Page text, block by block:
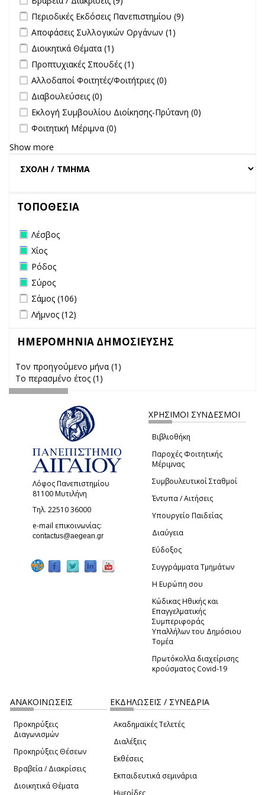
Apply Περιοδικές Εκδόσεις Πανεπιστημίου filter
Περιοδικές Εκδόσεις Πανεπιστημίου (9)
Apply Αποφάσεις Συλλογικών Οργάνων filter
Αποφάσεις Συλλογικών Οργάνων (1)
Apply Διοικητικά Θέματα filter
Διοικητικά Θέματα (1)
Apply Προπτυχιακές Σπουδές filter
Προπτυχιακές Σπουδές (1)
undefined
Αλλοδαποί Φοιτητές/Φοιτήτριες (0)
undefined
Διαβουλεύσεις (0)
undefined
Εκλογή Συμβουλίου Διοίκησης-Πρύτανη (0)
undefined
Φοιτητική Μέριμνα (0)
Show more
ΤΟΠΟΘΕΣΙΑ
Remove Λέσβος filter
Λέσβος
Remove Χίος filter
Χίος
Remove Ρόδος filter
Ρόδος
Remove Σύρος filter
Σύρος
Apply Σάμος filter
Σάμος (106)
Apply Λήμνος filter
Λήμνος (12)
ΗΜΕΡΟΜΗΝΙΑ ΔΗΜΟΣΙΕΥΣΗΣ
Τον προηγούμενο μήνα (1)
Το περασμένο έτος (1)
Λόφος Πανεπιστημίου
81100 Μυτιλήνη
Τηλ. 22510 36000
e-mail επικοινωνίας:
contactus@aegean.gr (link sends e-mail)
ΧΡΗΣΙΜΟΙ ΣΥΝΔΕΣΜΟΙ
Βιβλιοθήκη
Παροχές Φοιτητικής
Μέριμνας
Συμβουλευτικοί Σταθμοί
Έντυπα / Αιτήσεις
Υπουργείο Παιδείας
Διαύγεια
Εύδοξος
Συγγράμματα Τμημάτων
Η Ευρώπη σου
Κώδικας Ηθικής και
Επαγγελματικής
Συμπεριφοράς
Υπαλλήλων του Δημόσιου
Τομέα
Πρωτόκολλα διαχείρισης
κρούσματος Covid-19
ΑΝΑΚΟΙΝΩΣΕΙΣ
Προκηρύξεις
Διαγωνισμών
Προκηρύξεις Θέσεων
Βραβεία / Διακρίσεις
Διοικητικά Θέματα
ΕΚΔΗΛΩΣΕΙΣ / ΣΥΝΕΔΡΙΑ
Ακαδημαϊκές Τελετές
Διαλέξεις
Εκθέσεις
Εκπαιδευτικά σεμινάρια